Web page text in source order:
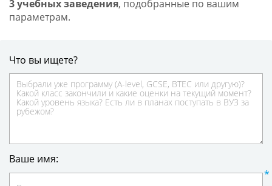
3 учебных заведения, подобранные по вашим
параметрам.
Что вы ищете?
Ваше имя: